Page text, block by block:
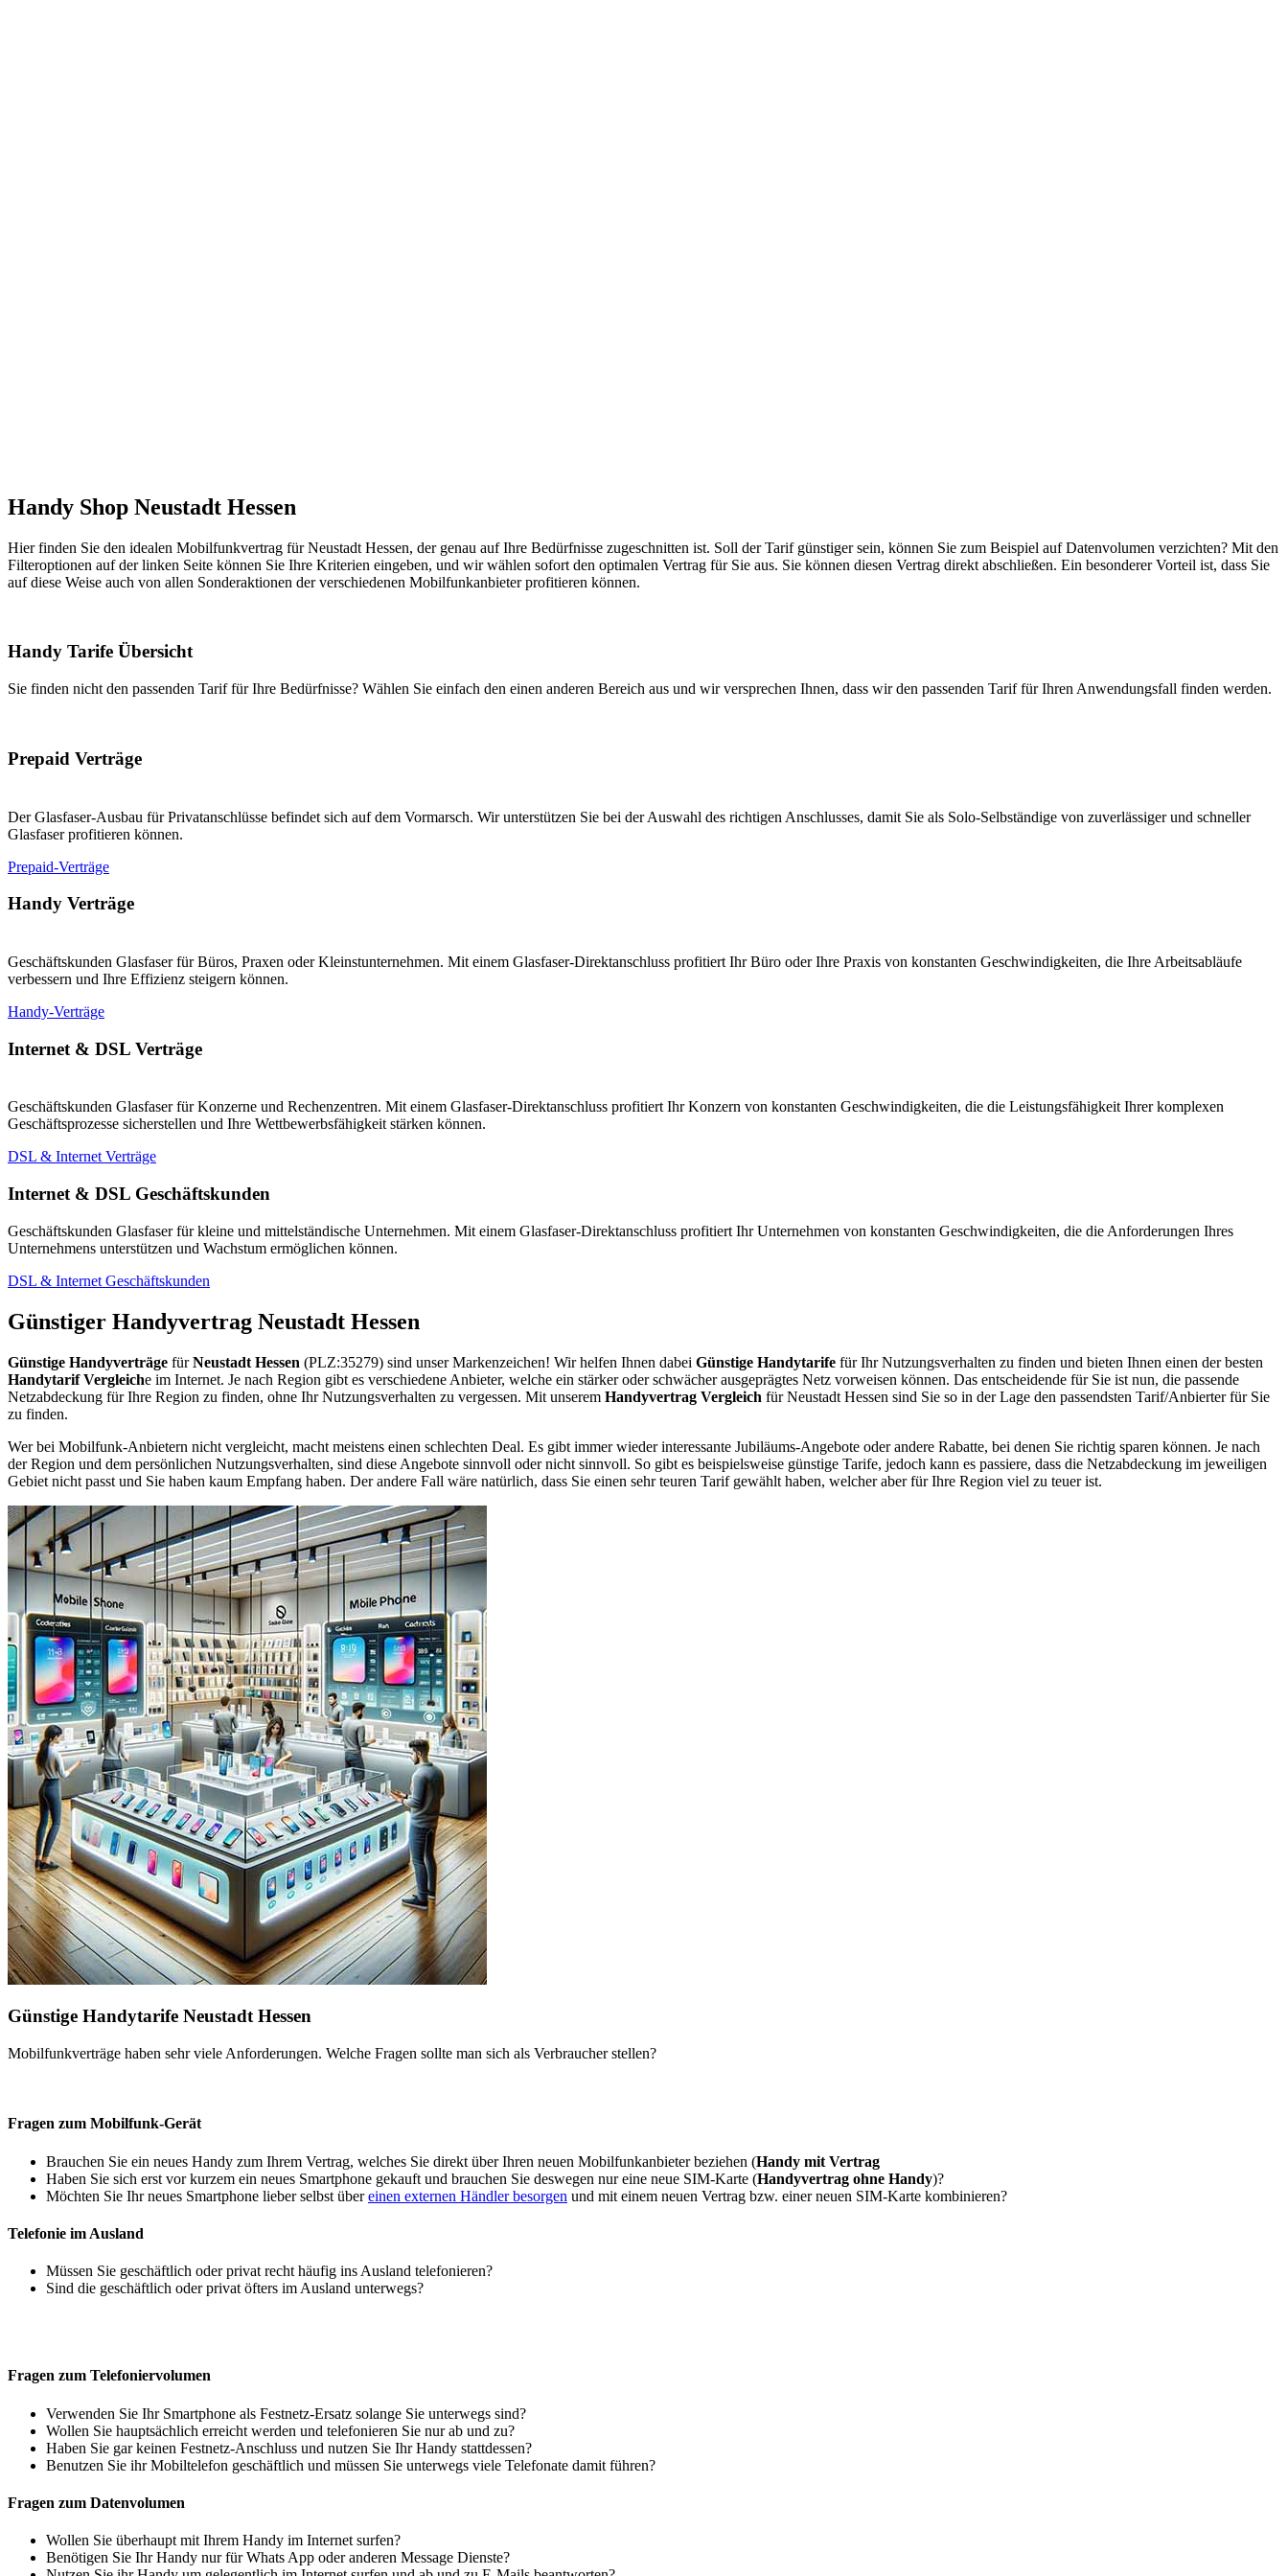
Handy Shop Neustadt Hessen
Hier finden Sie den idealen Mobilfunkvertrag für Neustadt Hessen, der genau auf Ihre Bedürfnisse zugeschnitten ist. Soll der Tarif günstiger sein, können Sie zum Beispiel auf Datenvolumen verzichten? Mit den
Filteroptionen auf der linken Seite können Sie Ihre Kriterien eingeben, und wir wählen sofort den optimalen Vertrag für Sie aus. Sie können diesen Vertrag direkt abschließen. Ein besonderer Vorteil ist, dass Sie
auf diese Weise auch von allen Sonderaktionen der verschiedenen Mobilfunkanbieter profitieren können.
Handy Tarife Übersicht
Sie finden nicht den passenden Tarif für Ihre Bedürfnisse? Wählen Sie einfach den einen anderen Bereich aus und wir versprechen Ihnen, dass wir den passenden Tarif für Ihren Anwendungsfall finden werden.
Prepaid Verträge
Der Glasfaser-Ausbau für Privatanschlüsse befindet sich auf dem Vormarsch. Wir unterstützen Sie bei der Auswahl des richtigen Anschlusses, damit Sie als Solo-Selbständige von zuverlässiger und schneller
Glasfaser profitieren können.
Prepaid-Verträge
Handy Verträge
Geschäftskunden Glasfaser für Büros, Praxen oder Kleinstunternehmen. Mit einem Glasfaser-Direktanschluss profitiert Ihr Büro oder Ihre Praxis von konstanten Geschwindigkeiten, die Ihre Arbeitsabläufe
verbessern und Ihre Effizienz steigern können.
Handy-Verträge
Internet & DSL Verträge
Geschäftskunden Glasfaser für Konzerne und Rechenzentren. Mit einem Glasfaser-Direktanschluss profitiert Ihr Konzern von konstanten Geschwindigkeiten, die die Leistungsfähigkeit Ihrer komplexen
Geschäftsprozesse sicherstellen und Ihre Wettbewerbsfähigkeit stärken können.
DSL & Internet Verträge
Internet & DSL Geschäftskunden
Geschäftskunden Glasfaser für kleine und mittelständische Unternehmen. Mit einem Glasfaser-Direktanschluss profitiert Ihr Unternehmen von konstanten Geschwindigkeiten, die die Anforderungen Ihres
Unternehmens unterstützen und Wachstum ermöglichen können.
DSL & Internet Geschäftskunden
Günstiger Handyvertrag Neustadt Hessen
Günstige Handyverträge fürNeustadt Hessen (PLZ:35279) sind unser Markenzeichen! Wir helfen Ihnen dabei Günstige Handytarife für Ihr Nutzungsverhalten zu finden und bieten Ihnen einen der besten
Handytarif Vergleiche im Internet. Je nach Region gibt es verschiedene Anbieter, welche ein stärker oder schwächer ausgeprägtes Netz vorweisen können. Das entscheidende für Sie ist nun, die passende
Netzabdeckung für Ihre Region zu finden, ohne Ihr Nutzungsverhalten zu vergessen. Mit unserem Handyvertrag Vergleich für Neustadt Hessen sind Sie so in der Lage den passendsten Tarif/Anbierter für Sie
zu finden.
Wer bei Mobilfunk-Anbietern nicht vergleicht, macht meistens einen schlechten Deal. Es gibt immer wieder interessante Jubiläums-Angebote oder andere Rabatte, bei denen Sie richtig sparen können. Je nach
der Region und dem persönlichen Nutzungsverhalten, sind diese Angebote sinnvoll oder nicht sinnvoll. So gibt es beispielsweise günstige Tarife, jedoch kann es passiere, dass die Netzabdeckung im jeweiligen
Gebiet nicht passt und Sie haben kaum Empfang haben. Der andere Fall wäre natürlich, dass Sie einen sehr teuren Tarif gewählt haben, welcher aber für Ihre Region viel zu teuer ist.
Günstige Handytarife Neustadt Hessen
Mobilfunkverträge haben sehr viele Anforderungen. Welche Fragen sollte man sich als Verbraucher stellen?
Fragen zum Mobilfunk-Gerät
Brauchen Sie ein neues Handy zum Ihrem Vertrag, welches Sie direkt über Ihren neuen Mobilfunkanbieter beziehen (Handy mit Vertrag
Haben Sie sich erst vor kurzem ein neues Smartphone gekauft und brauchen Sie deswegen nur eine neue SIM-Karte (Handyvertrag ohne Handy)?
Möchten Sie Ihr neues Smartphone lieber selbst übereinen externen Händler besorgen und mit einem neuen Vertrag bzw. einer neuen SIM-Karte kombinieren?
Telefonie im Ausland
Müssen Sie geschäftlich oder privat recht häufig ins Ausland telefonieren?
Sind die geschäftlich oder privat öfters im Ausland unterwegs?
Fragen zum Telefoniervolumen
Verwenden Sie Ihr Smartphone als Festnetz-Ersatz solange Sie unterwegs sind?
Wollen Sie hauptsächlich erreicht werden und telefonieren Sie nur ab und zu?
Haben Sie gar keinen Festnetz-Anschluss und nutzen Sie Ihr Handy stattdessen?
Benutzen Sie ihr Mobiltelefon geschäftlich und müssen Sie unterwegs viele Telefonate damit führen?
Fragen zum Datenvolumen
Wollen Sie überhaupt mit Ihrem Handy im Internet surfen?
Benötigen Sie Ihr Handy nur für Whats App oder anderen Message Dienste?